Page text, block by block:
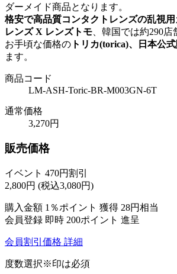
ダーメイド商品となります。
格安で高品質コンタクトレンズの乱視
レンズ X レンズトモ 、韓国では約290
お手頃な価格の トリカ(torica)、日本公
ます。
商品コード
LM-ASH-Toric-BR-M003GN-6T
通常価格
3,270円
販売価格
イベント 470円割引
2,800円 (税込3,080円)
購入金額 1％ポイント 獲得 28円相当
会員登録 即時 200ポイント 進呈
会員割引価格 詳細
度数選択※印は必須